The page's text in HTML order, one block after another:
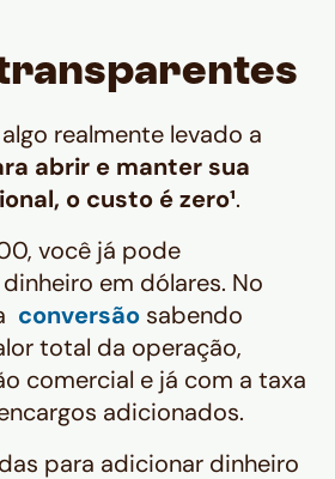
transparentes
realmente levado a
abrir e manter sua
o custo é zero¹.
você já pode
em dólares. No
conversão sabendo
total da operação,
comercial e já com a taxa
adicionados.
para adicionar dinheiro